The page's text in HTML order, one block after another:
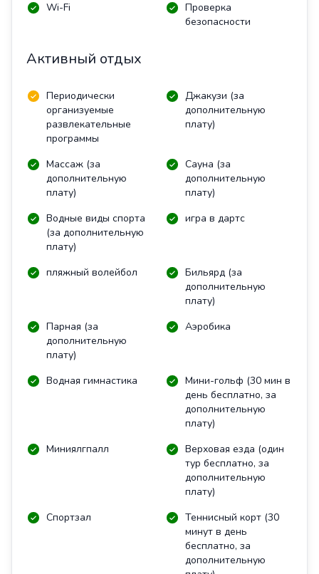
Wi-Fi
Проверка
безопасности
Активный отдых
Периодически
организуемые
развлекательные
программы
Джакузи (за
дополнительную
плату)
Массаж (за
дополнительную
плату)
Сауна (за
дополнительную
плату)
Водные виды спорта
(за дополнительную
плату)
игра в дартс
пляжный волейбол
Бильярд (за
дополнительную
плату)
Парная (за
дополнительную
плату)
Аэробика
Водная гимнастика
Мини-гольф (30 мин в
день бесплатно, за
дополнительную
плату)
Миниялгпалл
Верховая езда (один
тур бесплатно, за
дополнительную
плату)
Спортзал
Теннисный корт (30
минут в день
бесплатно, за
дополнительную